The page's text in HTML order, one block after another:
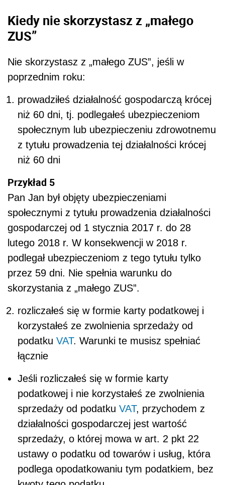
Kiedy nie skorzystasz z „małego
ZUS”
Nie skorzystasz z „małego ZUS”, jeśli w
poprzednim roku:
prowadziłeś działalność gospodarczą krócej
niż 60 dni, tj. podlegałeś ubezpieczeniom
społecznym lub ubezpieczeniu zdrowotnemu
z tytułu prowadzenia tej działalności krócej
niż 60 dni
Przykład 5
Pan Jan był objęty ubezpieczeniami
społecznymi z tytułu prowadzenia działalności
gospodarczej od 1 stycznia 2017 r. do 28
lutego 2018 r. W konsekwencji w 2018 r.
podlegał ubezpieczeniom z tego tytułu tylko
przez 59 dni. Nie spełnia warunku do
skorzystania z „małego ZUS”.
rozliczałeś się w formie karty podatkowej i
korzystałeś ze zwolnienia sprzedaży od
podatku VAT. Warunki te musisz spełniać
łącznie
Jeśli rozliczałeś się w formie karty
podatkowej i nie korzystałeś ze zwolnienia
sprzedaży od podatku VAT, przychodem z
działalności gospodarczej jest wartość
sprzedaży, o której mowa w art. 2 pkt 22
ustawy o podatku od towarów i usług, która
podlega opodatkowaniu tym podatkiem, bez